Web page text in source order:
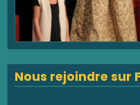
Nous rejoindre sur